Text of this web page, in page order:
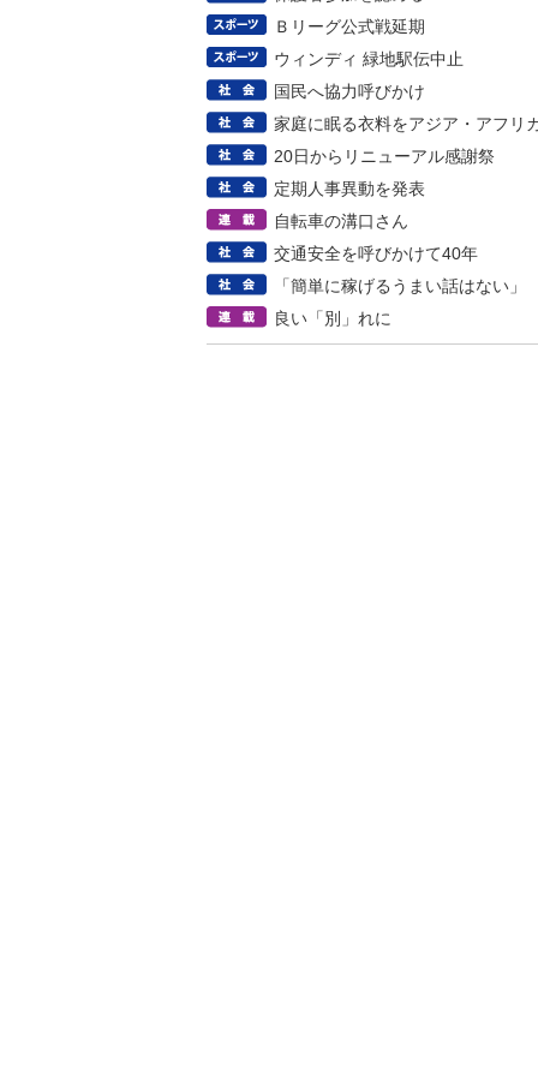
Ｂリーグ公式戦延期
ウィンディ 緑地駅伝中止
国民へ協力呼びかけ
家庭に眠る衣料をアジア・アフリ
20日からリニューアル感謝祭
定期人事異動を発表
自転車の溝口さん
交通安全を呼びかけて40年
「簡単に稼げるうまい話はない」
良い「別」れに